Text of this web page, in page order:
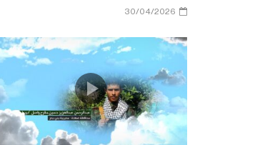
30/04/2026